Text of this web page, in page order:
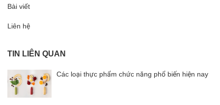
Bài viết
Liên hệ
TIN LIÊN QUAN
Các loại thực phẩm chức năng phổ biến hiện nay